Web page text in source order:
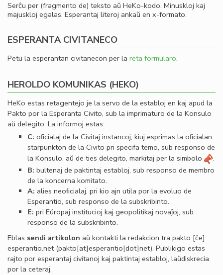
Serĉu per (fragmento de) teksto aŭ HeKo-kodo. Minuskloj kaj
majuskloj egalas. Esperantaj literoj ankaŭ en x-formato.
ESPERANTA CIVITANECO
Petu la esperantan civitanecon per la reta formularo.
HEROLDO KOMUNIKAS (HEKO)
HeKo estas retagentejo je la servo de la establoj en kaj apud la
Pakto por la Esperanta Civito, sub la imprimaturo de la Konsulo
aŭ delegito. La informoj estas:
C: oﬁcialaj de la Civitaj instancoj, kiuj esprimas la oﬁcialan
starpunkton de la Civito pri specifa temo, sub responso de
la Konsulo, aŭ de ties delegito, markitaj per la simbolo
.
B: bultenaj de paktintaj establoj, sub responso de membro
de la koncerna komitato.
A: alies neoﬁcialaj, pri kio ajn utila por la evoluo de
Esperantio, sub responso de la subskribinto.
E: pri Eŭropaj institucioj kaj geopolitikaj novaĵoj, sub
responso de la subskribinto.
Eblas sendi artikolon aŭ kontakti la redakcion tra pakto [ĉe]
esperantio.net(pakto[at]esperantio[dot]net). Publikigo estas
rajto por esperantaj civitanoj kaj paktintaj establoj, laŭdiskrecia
por la ceteraj.